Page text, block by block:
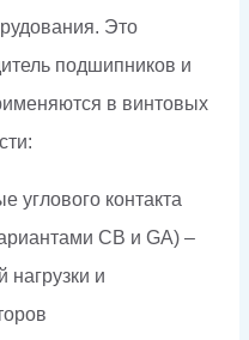
Это
подшипников и
в винтовых
углового контакта
CB и GA) –
нагрузки и